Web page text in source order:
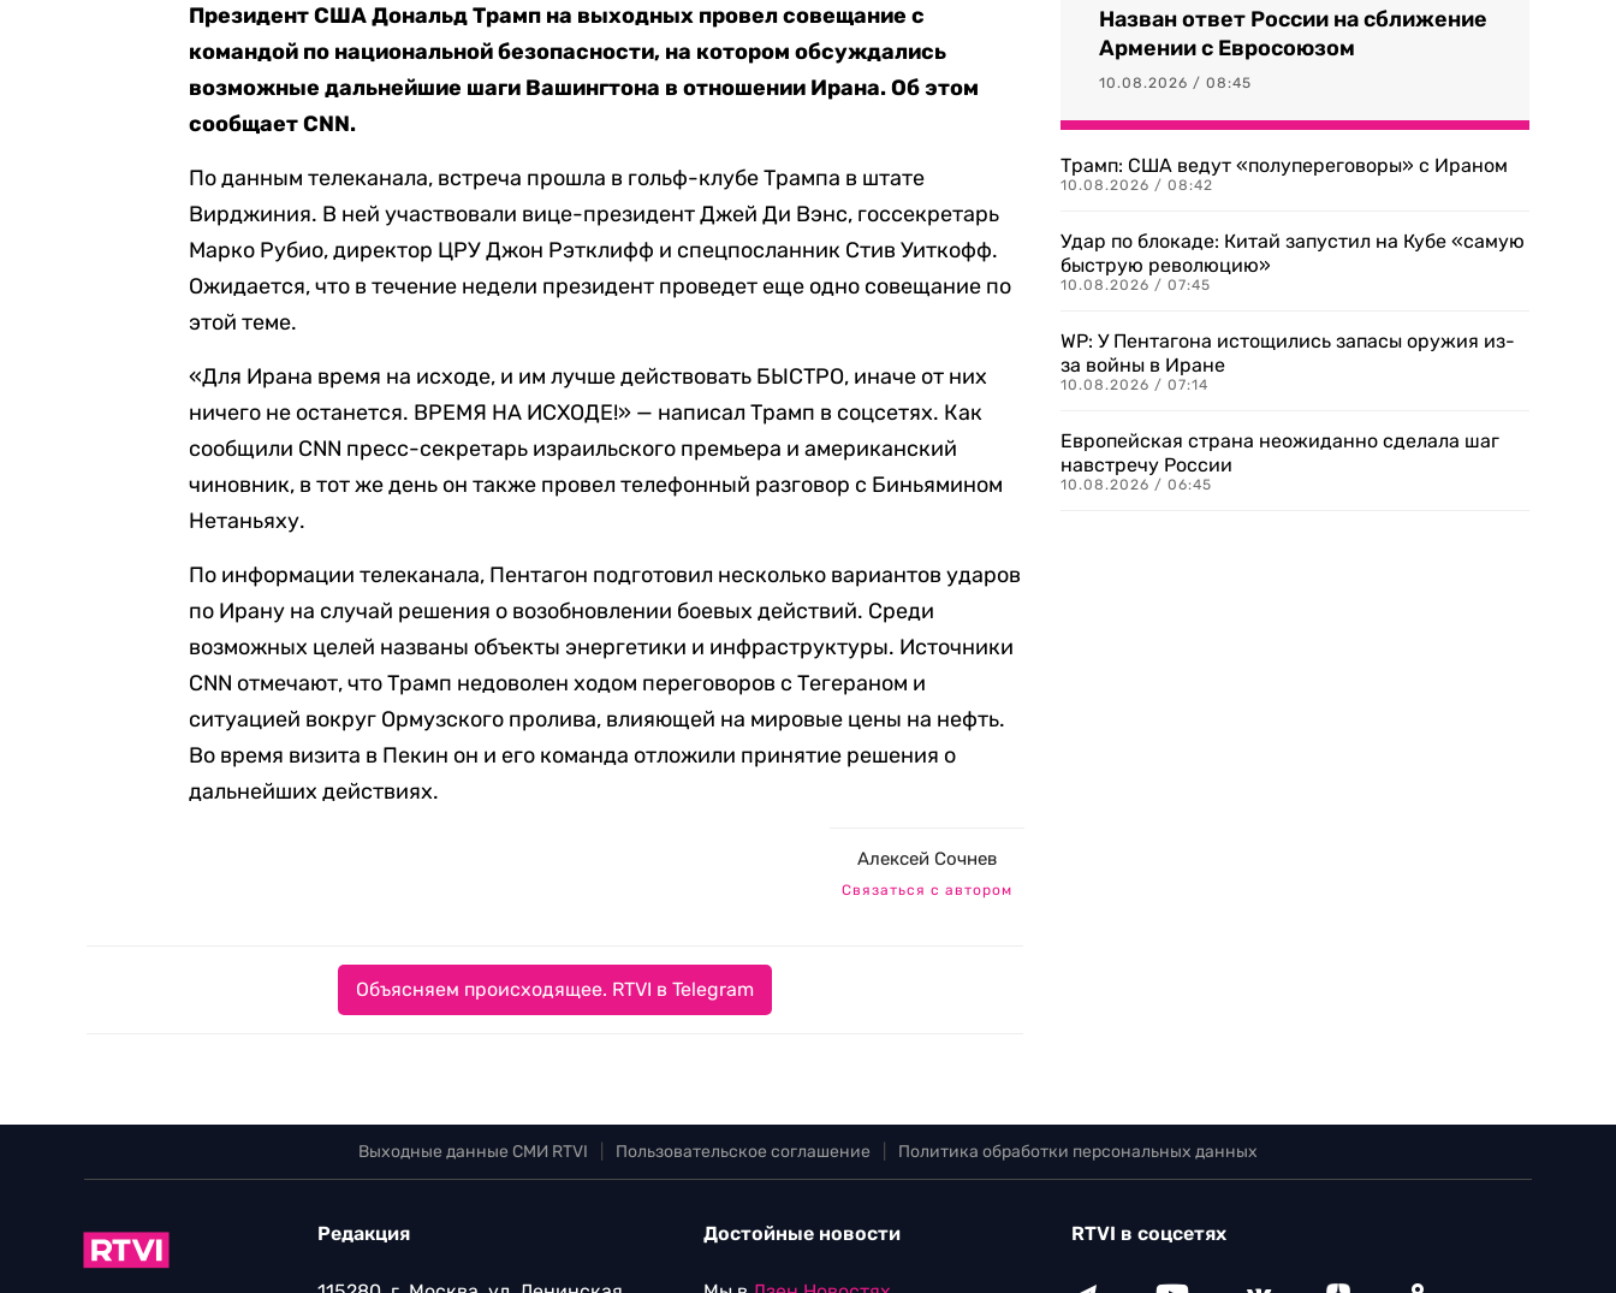
Президент США Дональд Трамп на выходных провел совещание с
командой по национальной безопасности, на котором обсуждались
возможные дальнейшие шаги Вашингтона в отношении Ирана. Об этом
сообщает CNN.
По данным телеканала, встреча прошла в гольф-клубе Трампа в штате
Вирджиния. В ней участвовали вице-президент Джей Ди Вэнс, госсекретарь
Марко Рубио, директор ЦРУ Джон Рэтклифф и спецпосланник Стив Уиткофф.
Ожидается, что в течение недели президент проведет еще одно совещание по
этой теме.
«Для Ирана время на исходе, и им лучше действовать БЫСТРО, иначе от них
ничего не останется. ВРЕМЯ НА ИСХОДЕ!» — написал Трамп в соцсетях. Как
сообщили CNN пресс-секретарь израильского премьера и американский
чиновник, в тот же день он также провел телефонный разговор с Биньямином
Нетаньяху.
По информации телеканала, Пентагон подготовил несколько вариантов ударов
по Ирану на случай решения о возобновлении боевых действий. Среди
возможных целей названы объекты энергетики и инфраструктуры. Источники
CNN отмечают, что Трамп недоволен ходом переговоров с Тегераном и
ситуацией вокруг Ормузского пролива, влияющей на мировые цены на нефть.
Во время визита в Пекин он и его команда отложили принятие решения о
дальнейших действиях.
Алексей Сочнев
Связаться с автором
Объясняем происходящее. RTVI в Telegram
Назван ответ России на сближение
Армении с Евросоюзом
10.08.2026 / 08:45
Трамп: США ведут «полупереговоры» с Ираном
10.08.2026 / 08:42
Удар по блокаде: Китай запустил на Кубе «самую
быструю революцию»
10.08.2026 / 07:45
WP: У Пентагона истощились запасы оружия из-
за войны в Иране
10.08.2026 / 07:14
Европейская страна неожиданно сделала шаг
навстречу России
10.08.2026 / 06:45
Выходные данные СМИ RTVI Пользовательское соглашение Политика обработки персональных данных
Редакция Достойные новости RTVI в соцсетях